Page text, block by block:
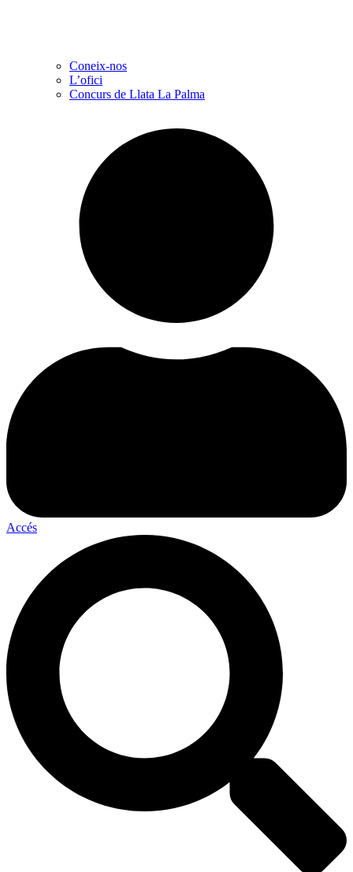
Coneix-nos
L’ofici
Concurs de Llata La Palma
Accés